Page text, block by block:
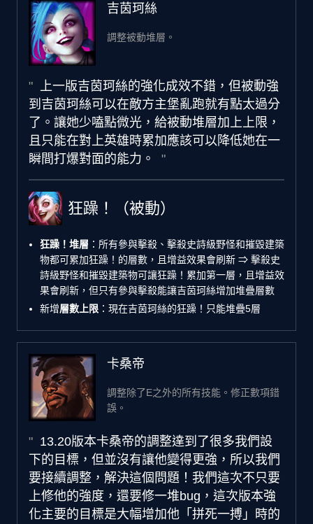
吉茵珂絲
調整被動堆層。
上一版吉茵珂絲的強化成效不錯，但被動強
到吉茵珂絲可以在敵方主堡亂跑就有點太過分
了。讓她少嗑點微光，給被動堆層加上上限，
且只能在對上英雄時累加應該可以降低她在一
瞬間打爆對面的能力。
狂躁！（被動）
狂躁！堆層 ：所有參與擊殺、擊殺史詩級野怪和摧毀建築
物都可累加狂躁！的層數，且增益效果會刷新 ⇒ 擊殺史
詩級野怪和摧毀建築物可讓狂躁！累加第一層，且增益效
果會刷新，但只有參與擊殺能讓吉茵珂絲增加堆疊層數
新增層數上限 ：現在吉茵珂絲的狂躁！只能堆疊5層
卡桑帝
調整除了E之外的所有技能。修正數項錯
誤。
13.20版本卡桑帝的調整達到了很多我們設
下的目標，但並沒有讓他變得更強，所以我們
要接續調整，解決這個問題！我們這次不只要
上修他的強度，還要修一堆bug，這次版本強
化主要的目標是大幅增加他「拼死一搏」時的